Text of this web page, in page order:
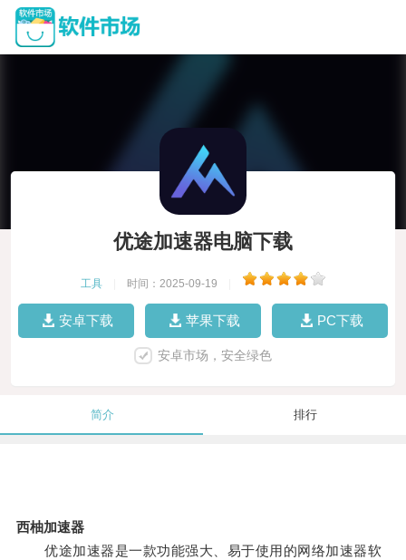
优途加速器电脑下载
工具 时间：2025-09-19
安卓下载 苹果下载 PC下载
安卓市场，安全绿色
简介 排行
西柚加速器
优途加速器是一款功能强大、易于使用的网络加速器软